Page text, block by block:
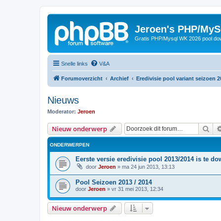
Jeroen's PHP/
Gratis PHP/Mysql WK 2026 pool
Snelle links V&A
Forumoverzicht Archief Eredivisie pool variant seizoen
Nieuws
Moderator: Jeroen
Nieuw onderwerp
ONDERWERPEN
Eerste versie eredivisie pool 2013/2014 is te
door Jeroen » ma 24 jun 2013, 13:13
Pool Seizoen 2013 / 2014
door Jeroen » vr 31 mei 2013, 12:34
Nieuw onderwerp